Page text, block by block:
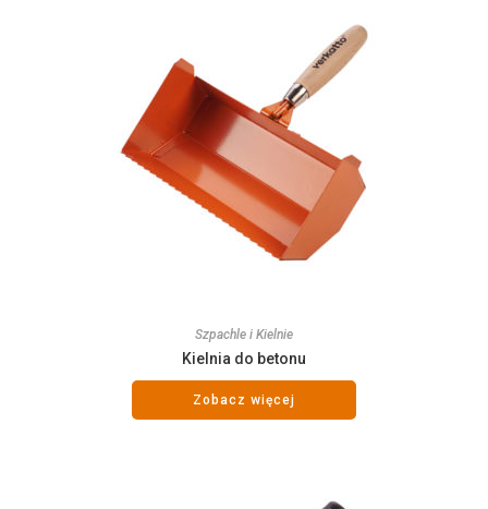
Szpachle i Kielnie
Kielnia do betonu
Zobacz więcej